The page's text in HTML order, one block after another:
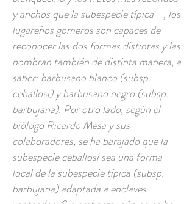
y anchos que la subespecie típica—, los
lugareños gomeros son capaces de
reconocer las dos formas distintas y las
nombran también de distinta manera, a
saber: barbusano blanco (subsp.
ceballosi) y barbusano negro (subsp.
barbujana). Por otro lado, según el
biólogo Ricardo Mesa y sus
colaboradores, se ha barajado que la
subespecie ceballosi sea una forma
local de la subespecie típica (subsp.
barbujana) adaptada a enclaves